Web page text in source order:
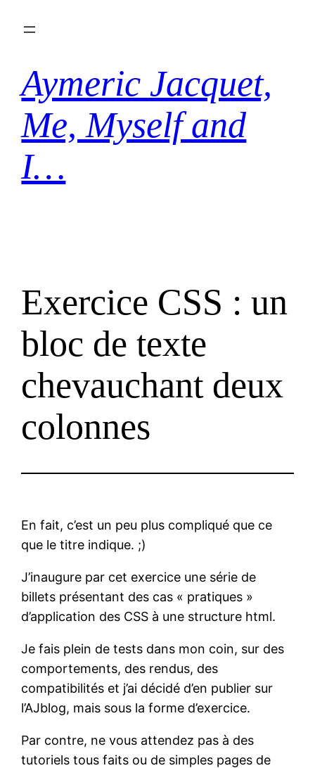
Aymeric Jacquet,
Me, Myself and
I…
Exercice CSS : un
bloc de texte
chevauchant deux
colonnes
En fait, c’est un peu plus compliqué que ce
que le titre indique. ;)
J’inaugure par cet exercice une série de
billets présentant des cas « pratiques »
d’application des CSS à une structure html.
Je fais plein de tests dans mon coin, sur des
comportements, des rendus, des
compatibilités et j’ai décidé d’en publier sur
l’AJblog, mais sous la forme d’exercice.
Par contre, ne vous attendez pas à des
tutoriels tous faits ou de simples pages de